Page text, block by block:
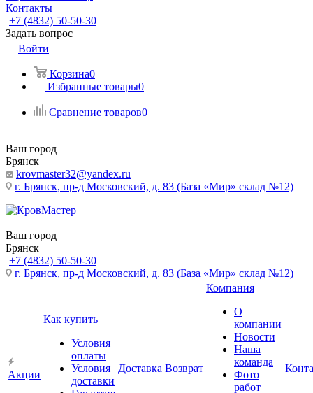
Контакты
+7 (4832) 50-50-30
Задать вопрос
Войти
Корзина0
Избранные товары0
Сравнение товаров0
Ваш город
Брянск
krovmaster32@yandex.ru
г. Брянск, пр-д Московский, д. 83 (База «Мир» склад №12)
Ваш город
Брянск
+7 (4832) 50-50-30
г. Брянск, пр-д Московский, д. 83 (База «Мир» склад №12)
Акции
Как купить
Условия
оплаты
Условия
доставки
Доставка Возврат
Компания
О
компании
Новости
Наша
команда
Фото
работ